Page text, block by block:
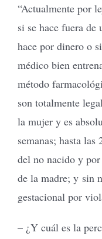
“Actualmente por
si se hace fuera
hace por dinero o
médico bien
método
son totalmente
la mujer y es
semanas; hasta
del no nacido y
de la madre; y sin
gestacional por
– ¿Y cuál es la